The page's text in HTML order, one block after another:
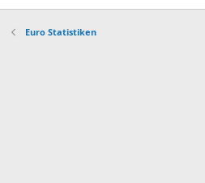
Euro Statistiken